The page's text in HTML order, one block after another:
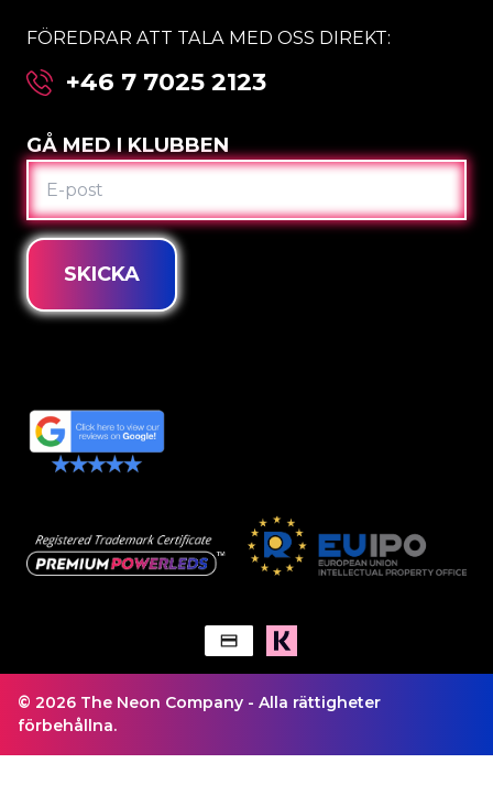
FÖREDRAR ATT TALA MED OSS DIREKT:
+46 7 7025 2123
GÅ MED I KLUBBEN
E-
POST
SKICKA
© 2026 The Neon Company - Alla rättigheter
förbehållna.